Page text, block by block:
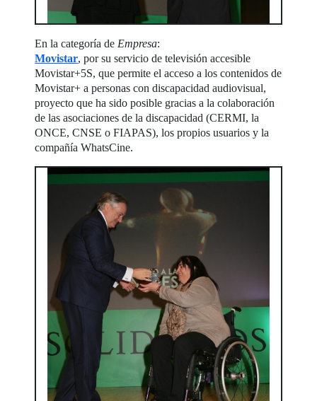
En la categoría de Empresa:
Movistar, por su servicio de televisión accesible
Movistar+5S, que permite el acceso a los contenidos de
Movistar+ a personas con discapacidad audiovisual,
proyecto que ha sido posible gracias a la colaboración
de las asociaciones de la discapacidad (CERMI, la
ONCE, CNSE o FIAPAS), los propios usuarios y la
compañía WhatsCine.